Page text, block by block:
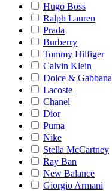
Hugo Boss
Ralph Lauren
Prada
Burberry
Tommy Hilfiger
Calvin Klein
Dolce & Gabbana
Lacoste
Chanel
Dior
Puma
Nike
Stella McCartney
Ray Ban
New Balance
Giorgio Armani